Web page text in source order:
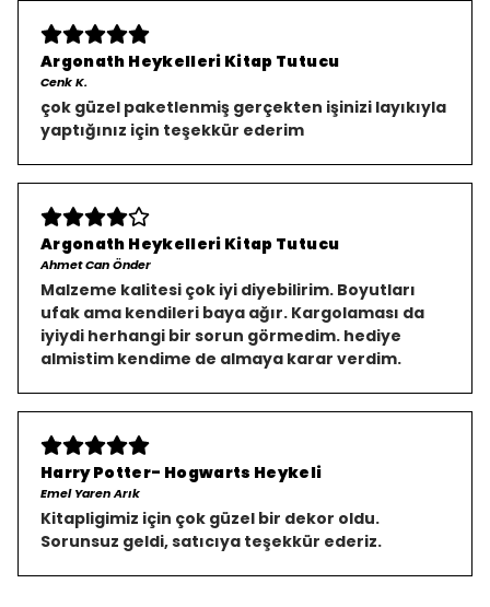
Argonath Heykelleri Kitap Tutucu
Cenk K.
çok güzel paketlenmiş gerçekten işinizi layıkıyla
yaptığınız için teşekkür ederim
Argonath Heykelleri Kitap Tutucu
Ahmet Can Önder
Malzeme kalitesi çok iyi diyebilirim. Boyutları
ufak ama kendileri baya ağır. Kargolaması da
iyiydi herhangi bir sorun görmedim. hediye
almistim kendime de almaya karar verdim.
Harry Potter- Hogwarts Heykeli
Emel Yaren Arık
Kitapligimiz için çok güzel bir dekor oldu.
Sorunsuz geldi, satıcıya teşekkür ederiz.